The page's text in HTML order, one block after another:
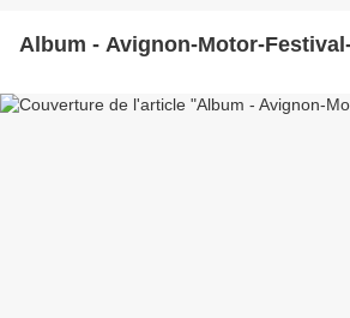
Album - Avignon-Motor-